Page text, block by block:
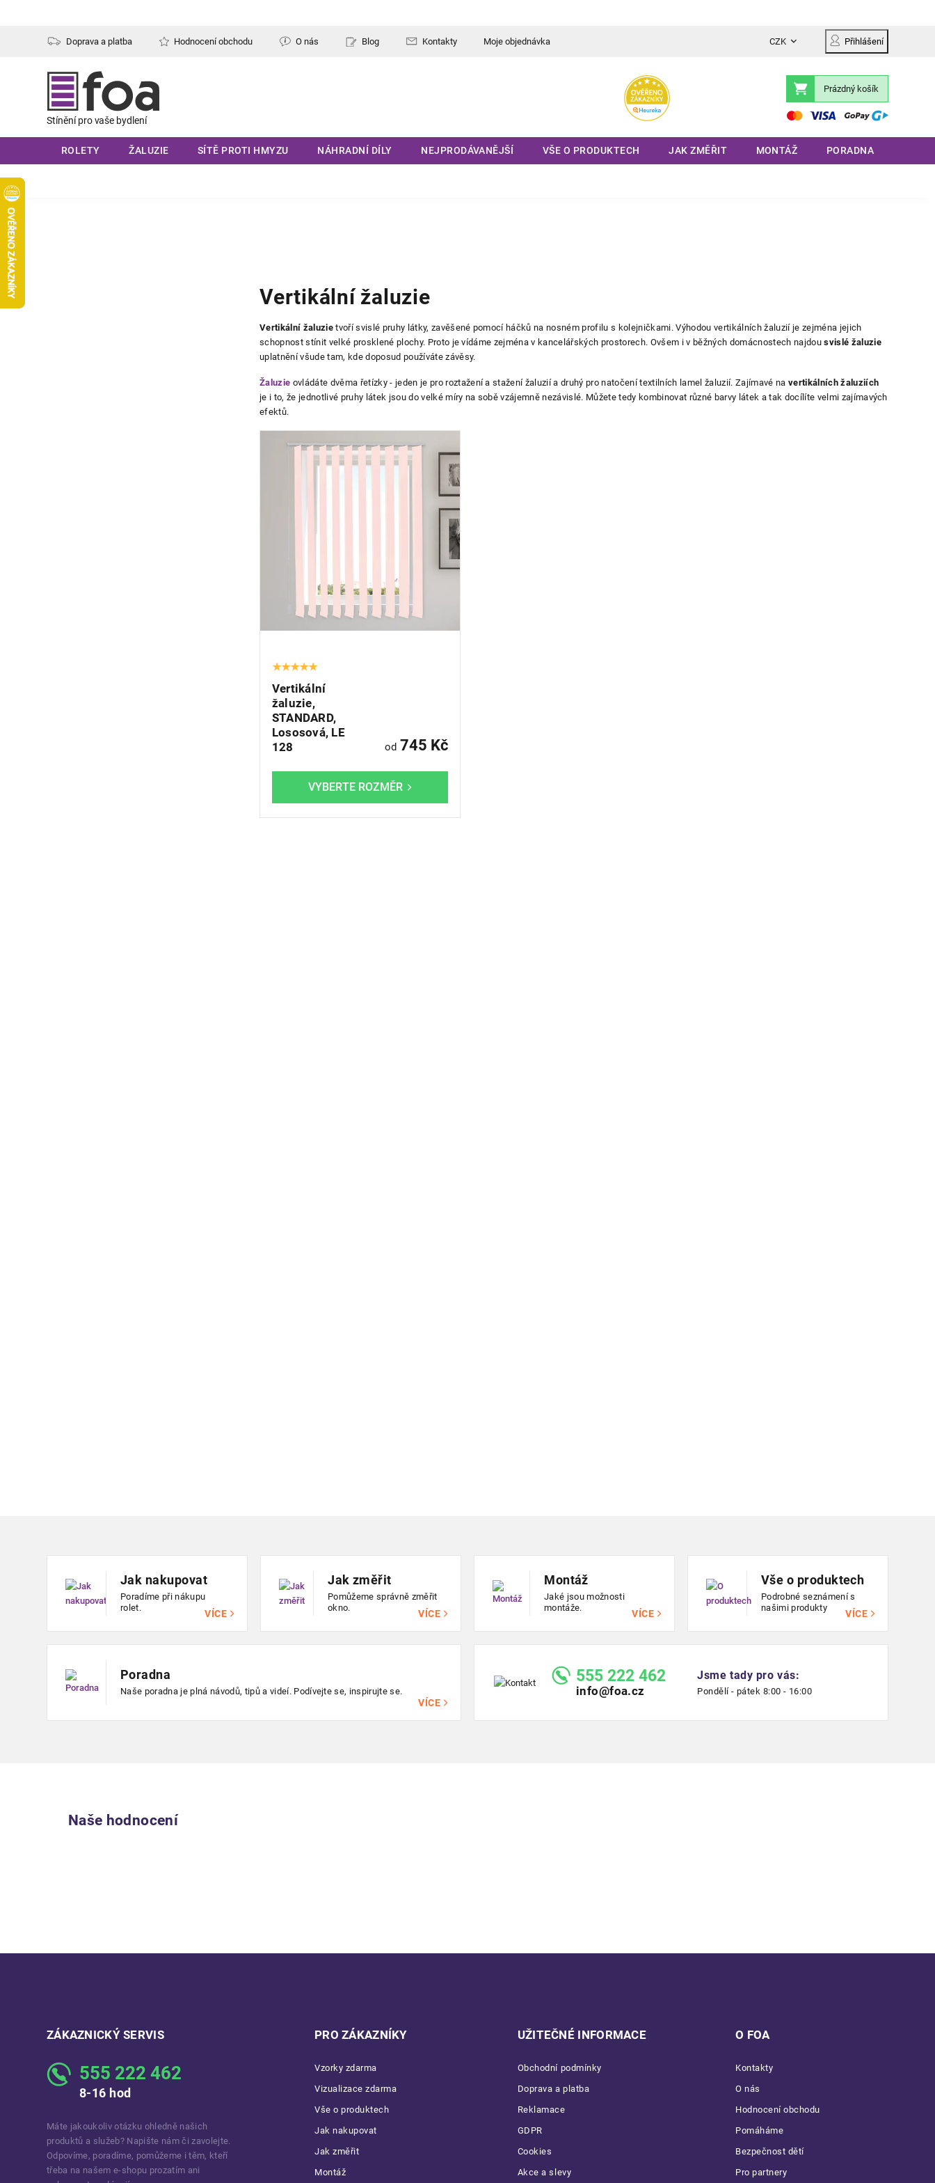
Doprava a platba Hodnocení obchodu O nás Blog Kontakty Moje objednávka CZK Přihlášení
Nákupní
košík
Prázdný košík
ROLETY ŽALUZIE SÍTĚ PROTI HMYZU NÁHRADNÍ DÍLY NEJPRODÁVANĚJŠÍ VŠE O PRODUKTECH JAK ZMĚŘIT MONTÁŽ PORADNA
Vertikální žaluzie
Výpis
produktů
Vertikální
žaluzie,
STANDARD,
Lososová, LE
128
od 745 Kč
Vertikální žaluzietvoří svislé pruhy látky, zavěšené pomocí háčků na nosném profilu s kolejničkami. Výhodou vertikálních žaluzií je zejména jejich
schopnost stínit velké prosklené plochy. Proto je vídáme zejména v kancelářských prostorech. Ovšem i v běžných domácnostech najdousvislé žaluzie
uplatnění všude tam, kde doposud používáte závěsy.
Žaluzie ovládáte dvěma řetízky - jeden je pro roztažení a stažení žaluzií a druhý pro natočení textilních lamel žaluzií. Zajímavé na vertikálních žaluziích
je i to, že jednotlivé pruhy látek jsou do velké míry na sobě vzájemně nezávislé. Můžete tedy kombinovat různé barvy látek a tak docílíte velmi zajímavých
efektů.
Jak nakupovat
Poradíme při nákupu
rolet.
VÍCE
Jak změřit
Pomůžeme správně změřit
okno.
VÍCE
Montáž
Jaké jsou možnosti
montáže.
VÍCE
Vše o produktech
Podrobné seznámení s
našimi produkty
VÍCE
Poradna
Naše poradna je plná návodů, tipů a videí. Podívejte se, inspirujte se.
VÍCE
555 222 462
info@foa.cz
Jsme tady pro vás:
Pondělí - pátek 8:00 - 16:00
Naše hodnocení
ZÁKAZNICKÝ SERVIS
555 222 462
8-16 hod
Máte jakoukoliv otázku ohledně našich
produktů a služeb? Napište nám či zavolejte.
Odpovíme, poradíme, pomůžeme i těm, kteří
třeba na našem e-shopu prozatím ani
PRO ZÁKAZNÍKY
Vzorky zdarma
Vizualizace zdarma
Vše o produktech
Jak nakupovat
Jak změřit
Montáž
UŽITEČNÉ INFORMACE
Obchodní podmínky
Doprava a platba
Reklamace
GDPR
Cookies
Akce a slevy
O FOA
Kontakty
O nás
Hodnocení obchodu
Pomáháme
Bezpečnost dětí
Pro partnery